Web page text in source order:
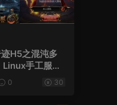
H5之混沌多
手工服務
+GM加币授權
頻架設教程
0 30